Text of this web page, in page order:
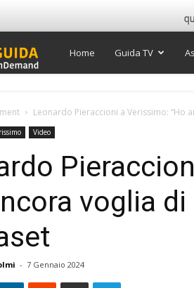
Super
Home Guida TV
Leonardo Pieraccioni a Verissimo: “Ho
Video
voglia
- 7 Gennaio 2024